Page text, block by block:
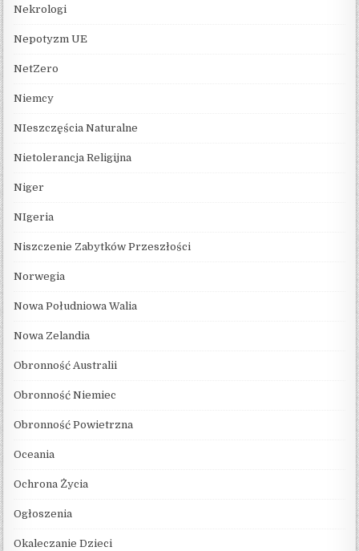
Nekrologi
Nepotyzm UE
NetZero
Niemcy
NIeszczęścia Naturalne
Nietolerancja Religijna
Niger
NIgeria
Niszczenie Zabytków Przeszłości
Norwegia
Nowa Południowa Walia
Nowa Zelandia
Obronność Australii
Obronność Niemiec
Obronność Powietrzna
Oceania
Ochrona Życia
Ogłoszenia
Okaleczanie Dzieci